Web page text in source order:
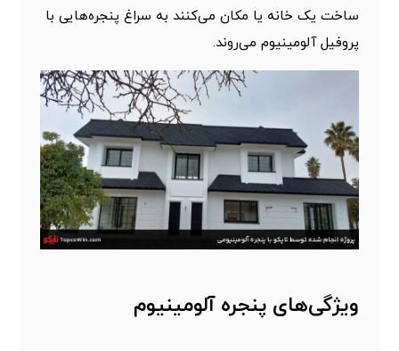
ساخت یک خانه یا مکان می‌کنند به سراغ پنجره‌هایی با
پروفیل آلومینیوم می‌روند.
ویژگی‌های پنجره آلومینیوم